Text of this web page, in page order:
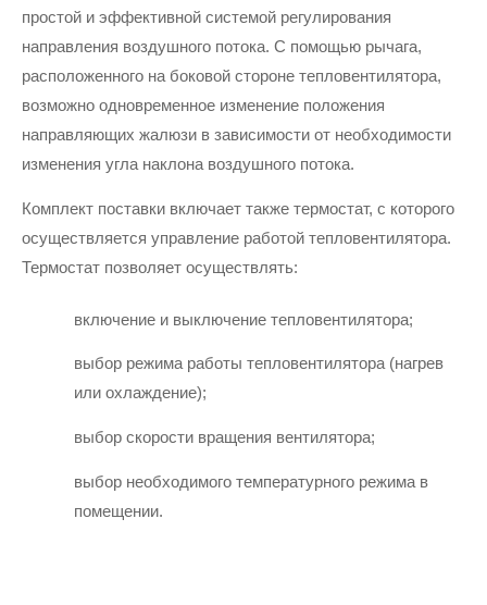
простой и эффективной системой регулирования
направления воздушного потока. С помощью рычага,
расположенного на боковой стороне тепловентилятора,
возможно одновременное изменение положения
направляющих жалюзи в зависимости от необходимости
изменения угла наклона воздушного потока.
Комплект поставки включает также термостат, с которого
осуществляется управление работой тепловентилятора.
Термостат позволяет осуществлять:
включение и выключение тепловентилятора;
выбор режима работы тепловентилятора (нагрев
или охлаждение);
выбор скорости вращения вентилятора;
выбор необходимого температурного режима в
помещении.